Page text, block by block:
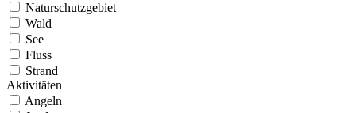
Naturschutzgebiet
Wald
See
Fluss
Strand
Aktivitäten
Angeln